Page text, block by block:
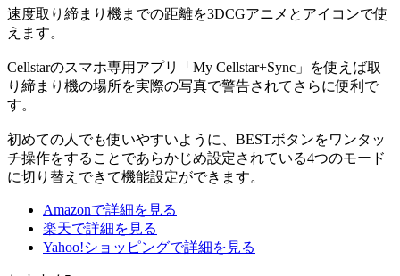
速度取り締まり機までの距離を3DCGアニメとアイコンで使
えます。
Cellstarのスマホ専用アプリ「My Cellstar+Sync」を使えば取
り締まり機の場所を実際の写真で警告されてさらに便利で
す。
初めての人でも使いやすいように、BESTボタンをワンタッ
チ操作をすることであらかじめ設定されている4つのモード
に切り替えできて機能設定ができます。
Amazonで詳細を見る
楽天で詳細を見る
Yahoo!ショッピングで詳細を見る